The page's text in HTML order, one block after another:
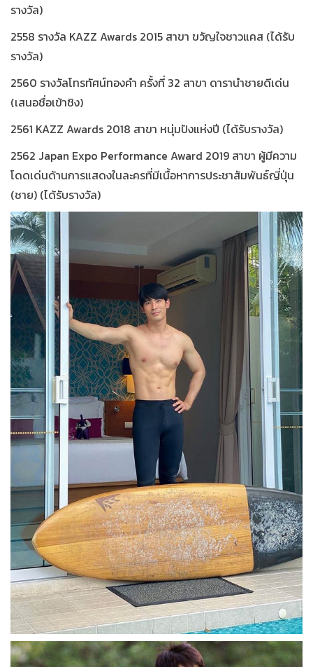
รางวัล)
2558 รางวัล KAZZ Awards 2015 สาขา ขวัญใจชาวแคส (ได้รับ
รางวัล)
2560 รางวัลโทรทัศน์ทองคำ ครั้งที่ 32 สาขา ดารานำชายดีเด่น
(เสนอชื่อเข้าชิง)
2561 KAZZ Awards 2018 สาขา หนุ่มปังแห่งปี (ได้รับรางวัล)
2562 Japan Expo Performance Award 2019 สาขา ผู้มีความ
โดดเด่นด้านการแสดงในละครที่มีเนื้อหาการประชาสัมพันธ์ญี่ปุ่น
(ชาย) (ได้รับรางวัล)